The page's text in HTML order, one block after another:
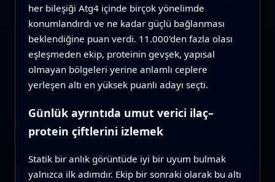
her bileşiği Atg4 içinde birçok yönelimde
konumlandırdı ve ne kadar güçlü bağlanması
beklendiğine puan verdi. 11.000'den fazla olası
eşleşmeden ekip, proteinin gevşek, yapısal
olmayan bölgeleri yerine anlamlı ceplere
yerleşen altı en yüksek puanlı adayı seçti.
Günlük ayrıntıda umut verici ilaç–
protein çiftlerini izlemek
Statik bir anlık görüntüde iyi bir uyum bulmak
yalnızca ilk adımdır. Ekip bir sonraki olarak bu altı